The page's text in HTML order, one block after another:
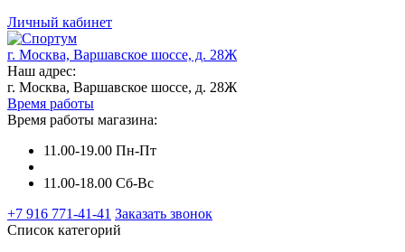
Личный кабинет
г. Москва, Варшавское шоссе, д. 28Ж
Наш адрес:
г. Москва, Варшавское шоссе, д. 28Ж
Время работы
Время работы магазина:
11.00-19.00 Пн-Пт
11.00-18.00 Сб-Вс
+7 916 771-41-41 Заказать звонок
Список категорий